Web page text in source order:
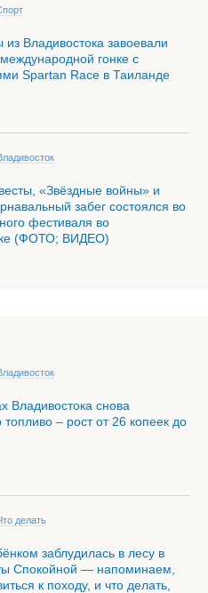
Владивостока завоевали
гонке с
Spartan Race в Таиланде
«Звёздные войны» и
забег состоялся во
фестиваля во
(ФОТО; ВИДЕО)
Владивостока снова
– рост от 26 копеек до
делать
заблудилась в лесу в
Спокойной — напоминаем,
к походу, и что делать,